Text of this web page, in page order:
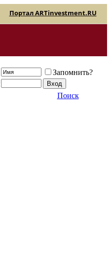
Портал ARTinvestment.RU
Запомнить?
Поиск